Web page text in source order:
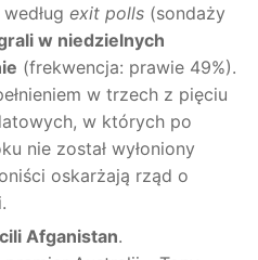
exit polls (sondaży
w niedzielnych
(frekwencja: prawie 49%).
w trzech z pięciu
w których po
nie został wyłoniony
oskarżają rząd o
Afganistan.